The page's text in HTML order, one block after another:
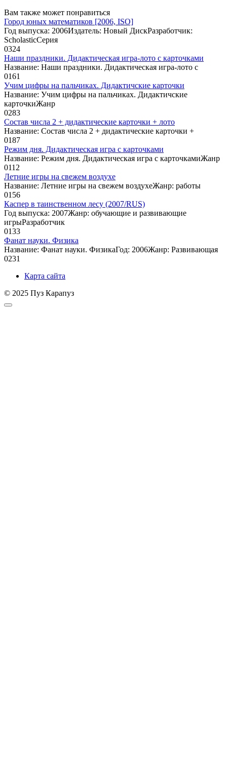
Вам также может понравиться
Город юных математиков [2006, ISO]
Год выпуска: 2006Издатель: Новый ДискРазработчик:
ScholasticСерия
0324
Наши праздники. Дидактическая игра-лото с карточками
Название: Наши праздники. Дидактическая игра-лото с
0161
Учим цифры на пальчиках. Дидактичские карточки
Название: Учим цифры на пальчиках. Дидактичские
карточкиЖанр
0283
Состав числа 2 + дидактические карточки + лото
Название: Состав числа 2 + дидактические карточки +
0187
Режим дня. Дидактическая игра с карточками
Название: Режим дня. Дидактическая игра с карточкамиЖанр
0112
Летние игры на свежем воздухе
Название: Летние игры на свежем воздухеЖанр: работы
0156
Каспер в таинственном лесу (2007/RUS)
Год выпуска: 2007Жанр: обучающие и развивающие
игрыРазработчик
0133
Фанат науки. Физика
Название: Фанат науки. ФизикаГод: 2006Жанр: Развивающая
0231
Карта сайта
© 2025 Пуз Карапуз